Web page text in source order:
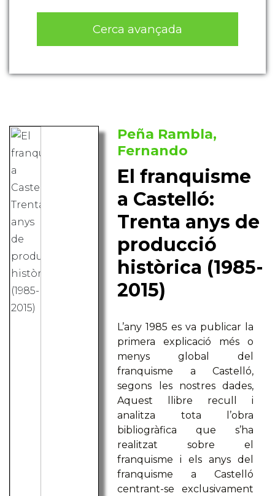
Cerca avançada
Peña Rambla,
Fernando
El franquisme
a Castelló:
Trenta anys de
producció
històrica (1985-
2015)
L’any 1985 es va publicar la
primera explicació més o
menys global del
franquisme a Castelló,
segons les nostres dades,
Aquest llibre recull i
analitza tota l’obra
bibliogràfica que s’ha
realitzat sobre el
franquisme i els anys del
franquisme a Castelló
centrant-se exclusivament